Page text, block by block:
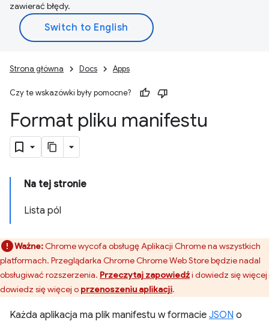
zawierać błędy.
Strona główna Docs Apps
Czy te wskazówki były pomocne?
Format pliku manifestu
Na tej stronie
Lista pól
Ważne:Chrome wycofa obsługę Aplikacji Chrome na wszystkich
platformach. Przeglądarka Chrome Chrome Web Store będzie nadal
obsługiwać rozszerzenia. Przeczytaj zapowiedźi dowiedz się więcej
dowiedz się więcej o przenoszeniu aplikacji.
Każda aplikacja ma plik manifestu w formacie JSON o